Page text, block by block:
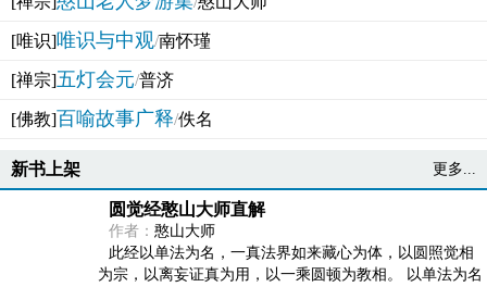
[唯识]唯识与中观/南怀瑾
[禅宗]五灯会元/普济
[佛教]百喻故事广释/佚名
新书上架 更多...
圆觉经憨山大师直解
作者： 憨山大师
此经以单法为名，一真法界如来藏心为体，以圆照觉相
为宗，以离妄证真为用，以一乘圆顿为教相。 以单法为名